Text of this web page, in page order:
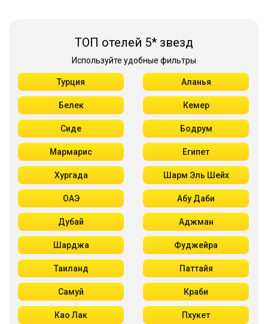
ТОП отелей 5* звезд
Используйте удобные фильтры
Турция Аланья
Белек Кемер
Сиде Бодрум
Мармарис Египет
Хургада Шарм Эль Шейх
ОАЭ Абу Даби
Дубай Аджман
Шарджа Фуджейра
Таиланд Паттайя
Самуй Краби
Као Лак Пхукет